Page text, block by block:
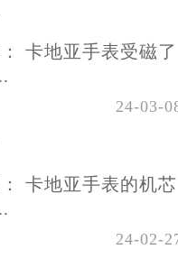
卡地亚手表受磁了
24-03-
卡地亚手表的机芯
24-02-